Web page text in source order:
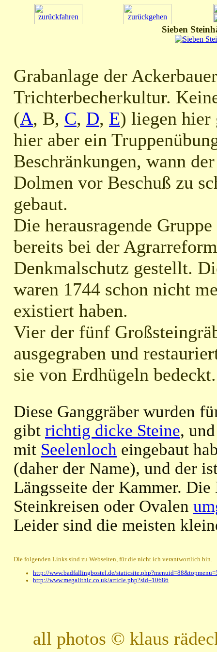
Sieben
Grabanlage der
Trichterbecherkultur.
(A, B, C, D, E) liegen hier
hier aber ein
Beschränkungen, wann
Dolmen vor Beschuß zu
gebaut.
Die herausragende
bereits bei der
Denkmalschutz gestellt.
waren 1744 schon nicht
existiert haben.
Vier der fünf
ausgegraben und
sie von Erdhügeln
Diese Ganggräber wurden
gibt richtig dicke Steine,
mit Seelenloch eingebaut
(daher der Name), und der
Längsseite der Kammer.
Steinkreisen oder Ovalen
Leider sind die meisten
Die folgenden Links sind zu Webseiten, für die nicht ich verantwortlich bin.
http://www.badfallingbostel.de/
http://www.megalithic.co.uk/article.php?sid=10686
all photos © klaus